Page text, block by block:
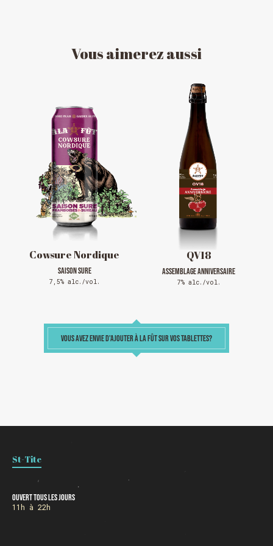
Vousaimerezaussi
Cowsure Nordique
SAISON SURE
7,5% alc./vol.
QV18
ASSEMBLAGE ANNIVERSAIRE
7% alc./vol.
VOUS AVEZ ENVIE D'AJOUTER À LA FÛT SUR VOS TABLETTES?
St-Tite
Ouvert tous les jours
11h à 22h
HORAIRE DES FÊTES
FERMÉ du 23 au 25 décembre
OUVERT 26 et 27 déc. de 11h à 22h
OUVERT 28 et 29 déc. de 09h à 22h
OUVERT 30 déc. de 11h à 22h
FERMÉ 31 déc. et 01 janvier